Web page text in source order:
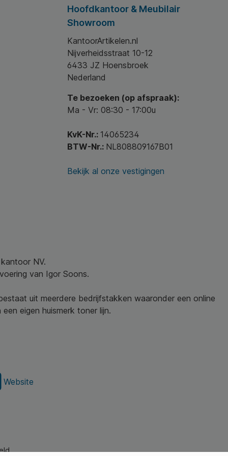
Hoofdkantoor & Meubilair
Showroom
KantoorArtikelen.nl
Nijverheidsstraat 10-12
6433 JZ Hoensbroek
Nederland
Te bezoeken (op afspraak):
Ma - Vr: 08:30 - 17:00u
KvK-Nr.: 14065234
BTW-Nr.: NL808809167B01
Bekijk al onze vestigingen
NV.
van Igor Soons.
uit meerdere bedrijfstakken waaronder een online
eigen huismerk toner lijn.
Website